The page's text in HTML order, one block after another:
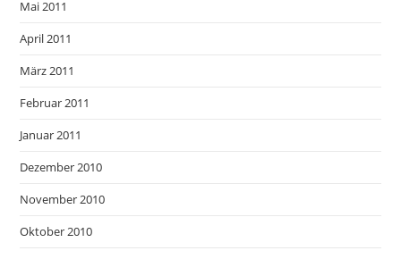
Mai 2011
April 2011
März 2011
Februar 2011
Januar 2011
Dezember 2010
November 2010
Oktober 2010